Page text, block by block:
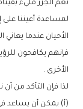
نعم الجزر مليء
لمساعدة أعيننا
الأحيان عندما
فإنهم يكافحون
الأخرى .
لذا فإن التأكد من
(أ) يمكن أن يساعد